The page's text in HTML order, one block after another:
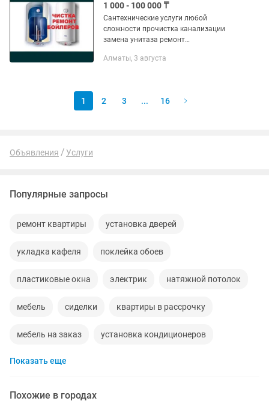
1 000 - 100 000 ₸
Сантехнические услуги любой
сложности прочистка канализации
замена унитаза ремонт
труб,смесителей,земляные работы
Алматы, 3 августа
1 2 3 ... 16
Объявления Услуги
Популярные запросы
ремонт квартиры установка дверей
укладка кафеля поклейка обоев
пластиковые окна электрик натяжной потолок
мебель сиделки квартиры в рассрочку
мебель на заказ установка кондиционеров
уколы на дому
Показать еще
Похожие в городах